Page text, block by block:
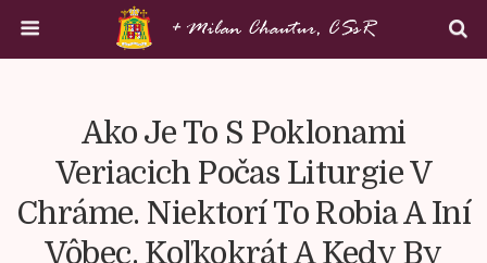
Ako Je To S Poklonami
Veriacich Počas Liturgie V
Chráme. Niektorí To Robia A Iní
Vôbec. Koľkokrát A Kedy By